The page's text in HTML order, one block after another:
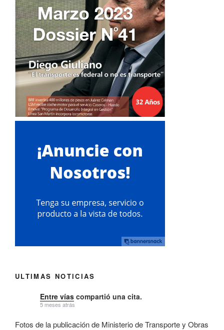
ULTIMAS NOTICIAS
Entre vías compartió una cita.
5 meses atrás
Fotos de la publicación de Ministerio de Transporte y Obras